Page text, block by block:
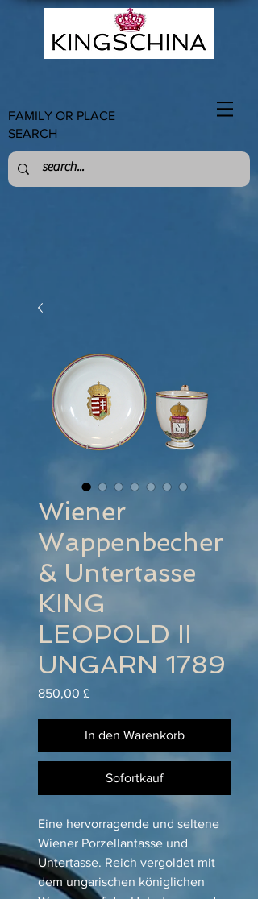
FAMILY OR PLACE
SEARCH
Wiener
Wappenbecher
& Untertasse
KING
LEOPOLD II
UNGARN 1789
850,00 £Preis
In den Warenkorb
Sofortkauf
Eine hervorragende und seltene
Wiener Porzellantasse und
Untertasse. Reich vergoldet mit
dem ungarischen königlichen